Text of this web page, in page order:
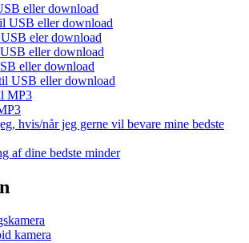
eller download
USB eller download
eler download
eller download
eller download
USB eller download
MP3
hvis/når jeg gerne vil bevare mine bedste
af dine bedste minder
kamera